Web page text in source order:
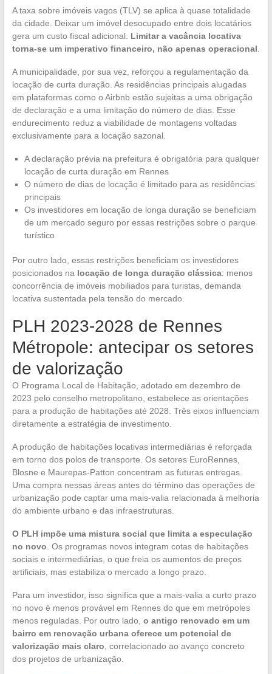
A taxa sobre imóveis vagos (TLV) se aplica à quase totalidade
da cidade. Deixar um imóvel desocupado entre dois locatários
gera um custo fiscal adicional. Limitar a vacância locativa
torna-se um imperativo financeiro, não apenas operacional
A municipalidade, por sua vez, reforçou a regulamentação da
locação de curta duração. As residências principais alugadas
em plataformas como o Airbnb estão sujeitas a uma obrigação
de declaração e a uma limitação do número de dias. Esse
endurecimento reduz a viabilidade de montagens voltadas
exclusivamente para a locação sazonal.
A declaração prévia na prefeitura é obrigatória para qualquer
locação de curta duração em Rennes
O número de dias de locação é limitado para as residências
principais
Os investidores em locação de longa duração se beneficiam
de um mercado seguro por essas restrições sobre o parque
turístico
Por outro lado, essas restrições beneficiam os investidores
posicionados na locação de longa duração clássica: menos
concorrência de imóveis mobiliados para turistas, demanda
locativa sustentada pela tensão do mercado.
PLH 2023-2028 de Rennes
Métropole: antecipar os setores
de valorização
O Programa Local de Habitação, adotado em dezembro de
2023 pelo conselho metropolitano, estabelece as orientações
para a produção de habitações até 2028. Três eixos influenciam
diretamente a estratégia de investimento.
A produção de habitações locativas intermediárias é reforçada
em torno dos polos de transporte. Os setores EuroRennes,
Blosne e Maurepas-Patton concentram as futuras entregas.
Uma compra nessas áreas antes do término das operações de
urbanização pode captar uma mais-valia relacionada à melhoria
do ambiente urbano e das infraestruturas.
O PLH impõe uma mistura social que limita a especulação
no novo . Os programas novos integram cotas de habitações
sociais e intermediárias, o que freia os aumentos de preços
artificiais, mas estabiliza o mercado a longo prazo.
Para um investidor, isso significa que a mais-valia a curto prazo
no novo é menos provável em Rennes do que em metrópoles
menos reguladas. Por outro lado, o antigo renovado em um
bairro em renovação urbana oferece um potencial de
valorização mais claro , correlacionado ao avanço concreto
dos projetos de urbanização.